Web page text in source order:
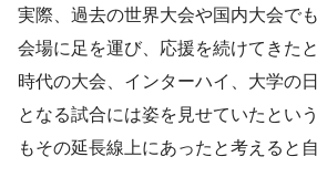
実際、過去の世界大会や国内大会で
会場に足を運び、応援を続けてきた
時代の大会、インターハイ、大学の
となる試合には姿を見せていたとい
もその延長線上にあったと考えると自